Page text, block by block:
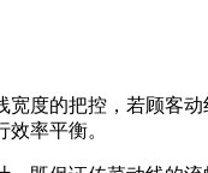
度的把控，若顾客
率平衡。